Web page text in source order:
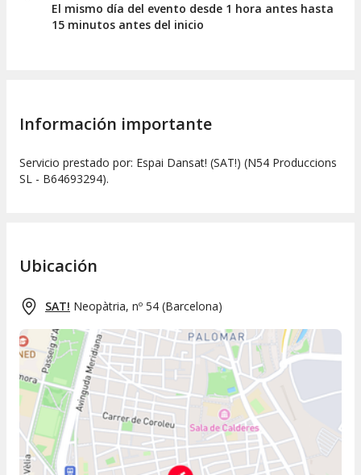
El mismo día del evento desde 1 hora antes hasta
15 minutos antes del inicio
Información importante
Servicio prestado por: Espai Dansat! (SAT!) (N54 Produccions
SL - B64693294).
Ubicación
SAT! Neopàtria, nº 54 (Barcelona)